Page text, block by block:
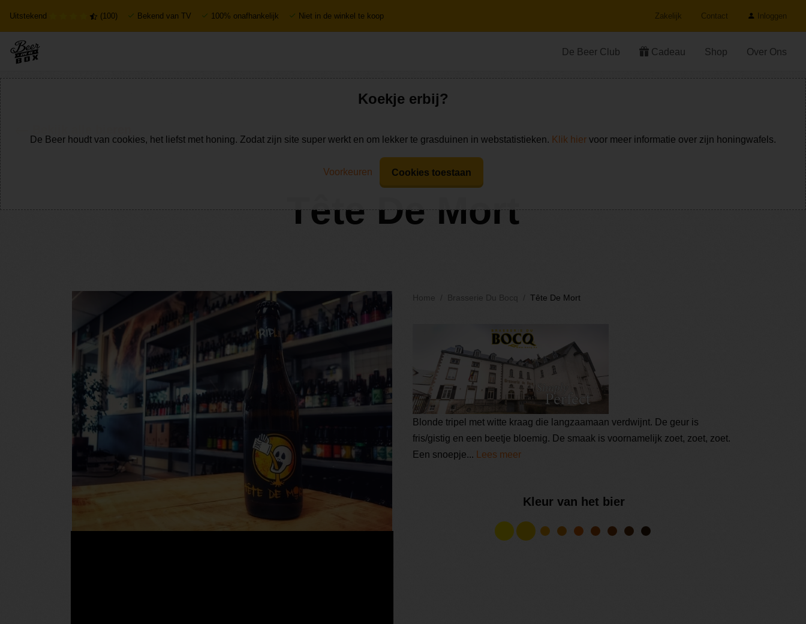
Uitstekend (100) Bekend van TV 100% onafhankelijk Niet in de winkel te koop Zakelijk Contact Inloggen
De Beer Club Cadeau Shop Over Ons
Tête De Mort
Home Brasserie Du Bocq Tête De Mort
Blonde tripel met witte kraag die langzaamaan verdwijnt. De geur is
fris/gistig en een beetje bloemig. De smaak is voornamelijk zoet, zoet, zoet.
Een snoepje... Lees meer
Kleur van het bier
Koekje erbij?
De Beer houdt van cookies, het liefst met honing. Zodat zijn site super werkt en om lekker te grasduinen in webstatistieken. Klik hier voor meer informatie over zijn honingwafels.
Voorkeuren Cookies toestaan